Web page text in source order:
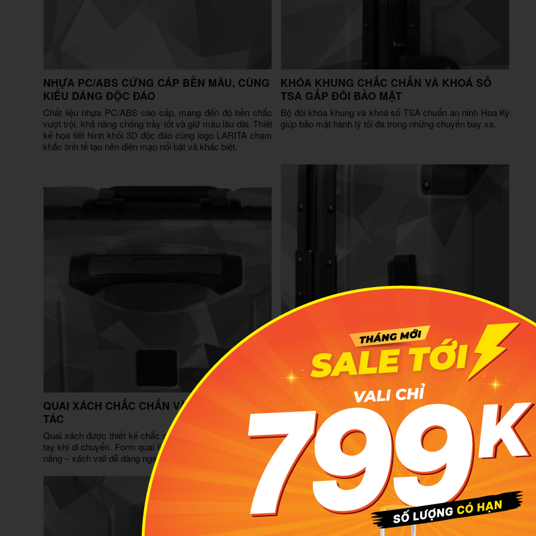
NHỰA PC/ABS CỨNG CÁP BỀN MÀU, CÙNG
KIỂU DÁNG ĐỘC ĐÁO
Chất liệu nhựa PC/ABS cao cấp, mang đến độ bền chắc
vượt trội, khả năng chống trầy tốt và giữ màu lâu dài. Thiết
kế họa tiết hình khối 3D độc đáo cùng logo LARITA chạm
khắc tinh tế tạo nên diện mạo nổi bật và khác biệt.
KHÓA KHUNG CHẮC CHẮN VÀ KHOÁ SỐ
TSA GẤP ĐÔI BẢO MẬT
Bộ đôi khóa khung và khoá số TSA chuẩn an ninh Hoa Kỳ
giúp bảo mật hành lý tối đa trong những chuyến bay xa.
QUAI XÁCH CHẮC CHẮN VÀ DỄ DÀNG THAO
TÁC
Quai xách được thiết kế chắc chắn mang lại cảm giác êm
tay khi di chuyển. Form quai liền mạch, bám tay tốt, hỗ trợ
nâng – xách vali dễ dàng ngay cả khi hành lý nặng.
ĐẾ CHỐNG TRẦY VÀ MÓC TREO 2IN1
Trang bị móc treo bên hông thân vali cực kỳ tiện lợi để treo
túi nhỏ, hoặc các vật dụng cá nhân khi bạn cần thao tác
nhanh ở sân bay ngoài ra còn giúp vali hạn chế va chạm
và chống trầy xước.